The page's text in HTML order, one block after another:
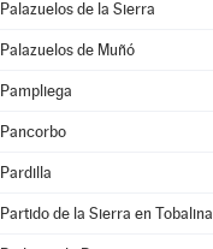
Palazuelos de la Sierra
Palazuelos de Muñó
Pampliega
Pancorbo
Pardilla
Partido de la Sierra en Tobalina